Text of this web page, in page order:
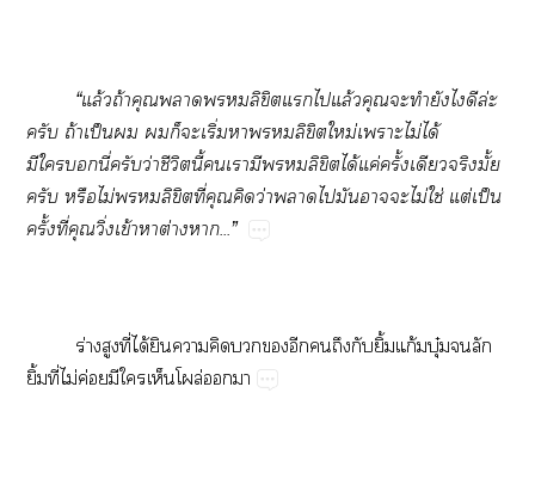
“แล้วถ้าคุณาลิขิตแไแล้วคุณะทำยังไดีล่ะ
ครับ ถ้าเป็น ก็ะเริ่มาลิขิตใหม่เาะไม่ได้
มีในี่ครับว่าชีวิตนี้เามีลิขิตได้แค่ครั้งเดียวจริงมั้ย
ครับ หรือไม่ลิขิตที่คุณคิดว่าาไมันาะไม่ใช่ แต่เป็น
ครั้งที่คุณวิ่งเข้าาต่างา...”
ร่างสูงที่ได้ยินาคิดอีกถึงกับยิ้มแก้มบุ๋มลัก
ยิ้มที่ไม่ค่อยมีใเห็นโผล่า